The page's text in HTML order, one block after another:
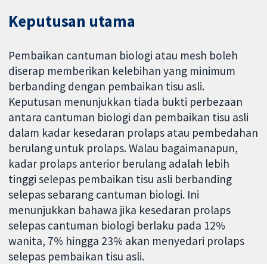
Keputusan utama
Pembaikan cantuman biologi atau mesh boleh
diserap memberikan kelebihan yang minimum
berbanding dengan pembaikan tisu asli.
Keputusan menunjukkan tiada bukti perbezaan
antara cantuman biologi dan pembaikan tisu asli
dalam kadar kesedaran prolaps atau pembedahan
berulang untuk prolaps. Walau bagaimanapun,
kadar prolaps anterior berulang adalah lebih
tinggi selepas pembaikan tisu asli berbanding
selepas sebarang cantuman biologi. Ini
menunjukkan bahawa jika kesedaran prolaps
selepas cantuman biologi berlaku pada 12%
wanita, 7% hingga 23% akan menyedari prolaps
selepas pembaikan tisu asli.